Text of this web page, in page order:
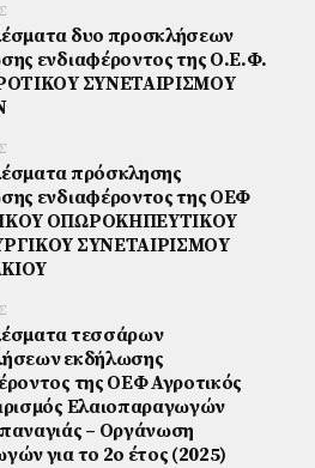
δυο προσκλήσεων
ενδιαφέροντος της Ο.Ε.Φ.
ΣΥΝΕΤΑΙΡΙΣΜΟΥ
πρόσκλησης
ενδιαφέροντος της ΟΕΦ
ΟΠΩΡΟΚΗΠΕΥΤΙΚΟΥ
ΣΥΝΕΤΑΙΡΙΣΜΟΥ
τεσσάρων
εκδήλωσης
της ΟΕΦ Αγροτικός
Ελαιοπαραγωγών
– Οργάνωση
για το 2ο έτος (2025)